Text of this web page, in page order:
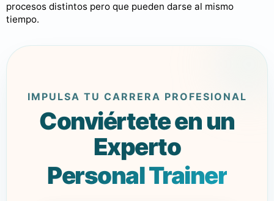
procesos distintos pero que pueden darse al mismo
tiempo.
IMPULSA TU CARRERA PROFESIONAL
Conviértete en un
Experto
Personal Trainer